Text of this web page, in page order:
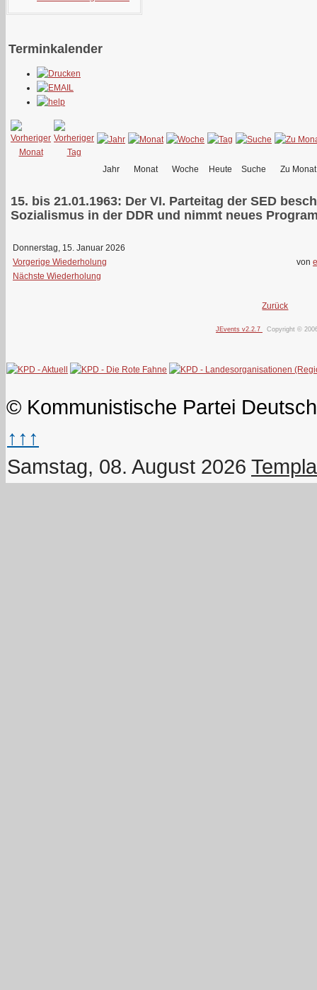
Terminkalender
Jahr Monat Woche Heute Suche Zu Monat
15. bis 21.01.1963: Der VI. Parteitag der SED
Sozialismus in der DDR und nimmt neues
Donnerstag, 15. Januar 2026
Vorgerige Wiederholung
Nächste Wiederholung
von
Zurück
JEvents v2.2.7 Copyright ©
© Kommunistische Partei
↑↑↑
Samstag, 08. August 2026